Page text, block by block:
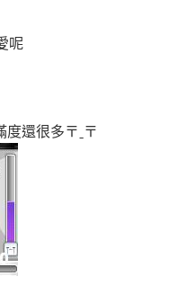
呢
還很多〒ˍ〒